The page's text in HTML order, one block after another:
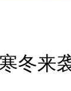
寒冬来